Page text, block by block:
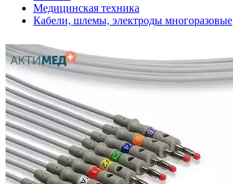
Медицинская техника
Кабели, шлемы, электроды многоразовые